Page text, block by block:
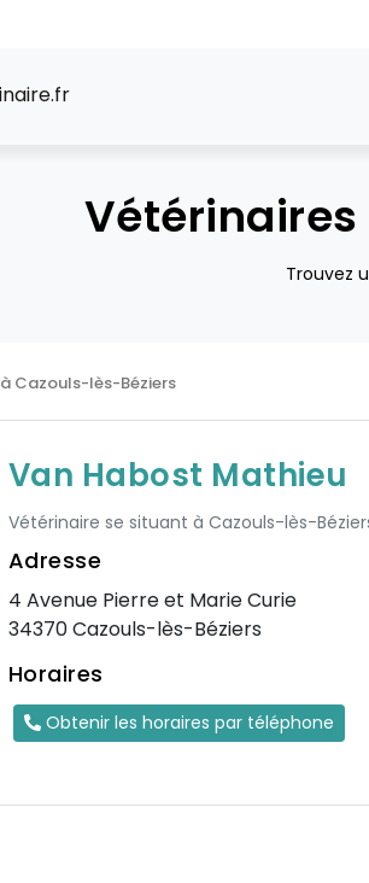
Trouvez
Cazouls-lès-Béziers
Van Habost Mathieu
Vétérinaire se situant à Cazouls-lès-
Adresse
4 Avenue Pierre et Marie Curie
34370 Cazouls-lès-Béziers
Horaires
Obtenir les horaires par téléphone